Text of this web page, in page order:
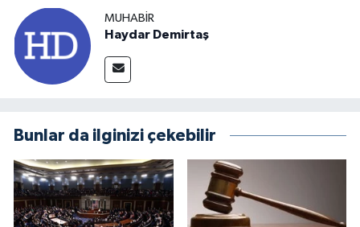
MUHABIR
Haydar Demirtaş
Bunlar da ilginizi çekebilir